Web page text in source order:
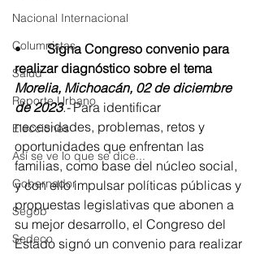
Nacional Internacional
Columnistas
Salud
Reporte Urbano
Elecciones
Así se ve lo que se dice...
Gobernador
Segob
Sedeco
•
	Signa Congreso convenio para
realizar diagnóstico sobre el tema
Morelia, Michoacán, 02 de diciembre
de 2023.- Para identificar
necesidades, problemas, retos y
oportunidades que enfrentan las
familias, como base del núcleo social,
y con ello impulsar políticas públicas y
propuestas legislativas que abonen a
su mejor desarrollo, el Congreso del
Estado signó un convenio para realizar